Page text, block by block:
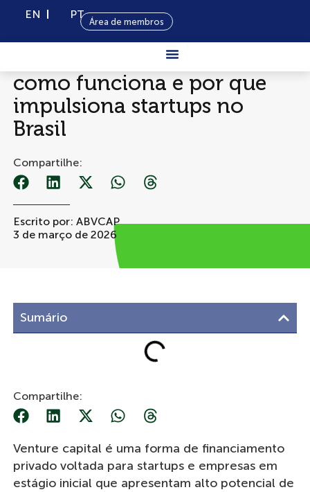
EN PT
Área de membros
Sobre Nós
Capital
Venture capital: o que é,
como funciona e por que
impulsiona startups no
Brasil
Compartilhe:
Escrito por: ABVCAP
3 de março de 2026
Sumário
Compartilhe:
Venture capital é uma forma de financiamento
privado voltada para startups e empresas em
estágio inicial que apresentam alto potencial de